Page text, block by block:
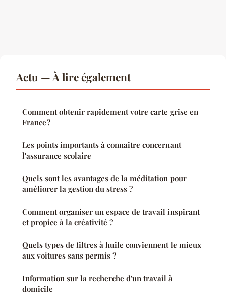
Actu — À lire également
Comment obtenir rapidement votre carte grise en
France ?
Les points importants à connaitre concernant
l'assurance scolaire
Quels sont les avantages de la méditation pour
améliorer la gestion du stress ?
Comment organiser un espace de travail inspirant
et propice à la créativité ?
Quels types de filtres à huile conviennent le mieux
aux voitures sans permis ?
Information sur la recherche d'un travail à
domicile